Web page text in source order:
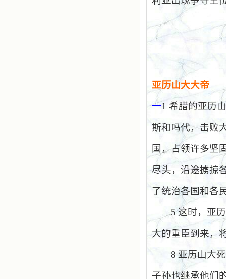
亚历山大大帝
一1 希腊的亚历
斯和吗代，击败
国，占领许多坚
尽头，沿途掳掠
了统治各国和各
5这时，亚
大的重臣到来，
8 亚历山大
子孙也继承他们